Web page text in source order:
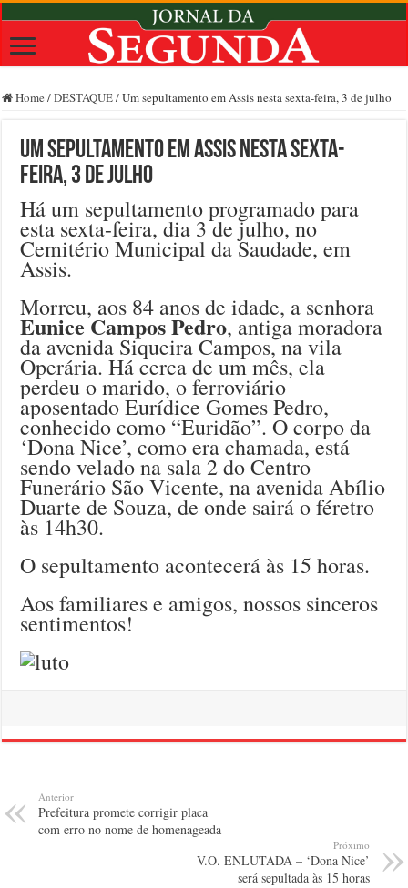
Home /DESTAQUE/Um sepultamento em Assis nesta sexta-feira, 3 de julho
Um sepultamento em Assis nesta sexta-
feira, 3 de julho
Há um sepultamento programado para
esta sexta-feira, dia 3 de julho, no
Cemitério Municipal da Saudade, em
Assis.
Morreu, aos 84 anos de idade, a senhora
Eunice Campos Pedro, antiga moradora
da avenida Siqueira Campos, na vila
Operária. Há cerca de um mês, ela
perdeu o marido, o ferroviário
aposentado Eurídice Gomes Pedro,
conhecido como “Euridão”. O corpo da
‘Dona Nice’, como era chamada, está
sendo velado na sala 2 do Centro
Funerário São Vicente, na avenida Abílio
Duarte de Souza, de onde sairá o féretro
às 14h30.
O sepultamento acontecerá às 15 horas.
Aos familiares e amigos, nossos sinceros
sentimentos!
Anterior
Prefeitura promete corrigir placa
com erro no nome de homenageada
Próximo
V.O. ENLUTADA – ‘Dona Nice’
será sepultada às 15 horas